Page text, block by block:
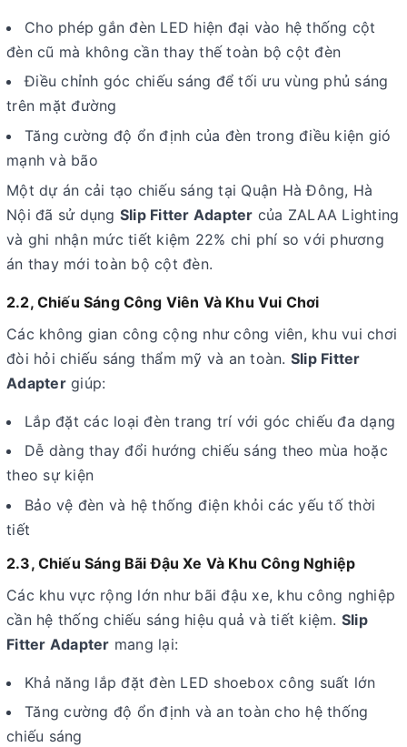
Cho phép gắn đèn LED hiện đại vào hệ thống cột
đèn cũ mà không cần thay thế toàn bộ cột đèn
Điều chỉnh góc chiếu sáng để tối ưu vùng phủ sáng
trên mặt đường
Tăng cường độ ổn định của đèn trong điều kiện gió
mạnh và bão
Một dự án cải tạo chiếu sáng tại Quận Hà Đông, Hà
Nội đã sử dụng Slip Fitter Adapter của ZALAA Lighting
và ghi nhận mức tiết kiệm 22% chi phí so với phương
án thay mới toàn bộ cột đèn.
2.2, Chiếu Sáng Công Viên Và Khu Vui Chơi
Các không gian công cộng như công viên, khu vui chơi
đòi hỏi chiếu sáng thẩm mỹ và an toàn. Slip Fitter
Adaptergiúp:
Lắp đặt các loại đèn trang trí với góc chiếu đa dạng
Dễ dàng thay đổi hướng chiếu sáng theo mùa hoặc
theo sự kiện
Bảo vệ đèn và hệ thống điện khỏi các yếu tố thời
tiết
2.3, Chiếu Sáng Bãi Đậu Xe Và Khu Công Nghiệp
Các khu vực rộng lớn như bãi đậu xe, khu công nghiệp
cần hệ thống chiếu sáng hiệu quả và tiết kiệm. Slip
Fitter Adapter mang lại:
Khả năng lắp đặt đèn LED shoebox công suất lớn
Tăng cường độ ổn định và an toàn cho hệ thống
chiếu sáng